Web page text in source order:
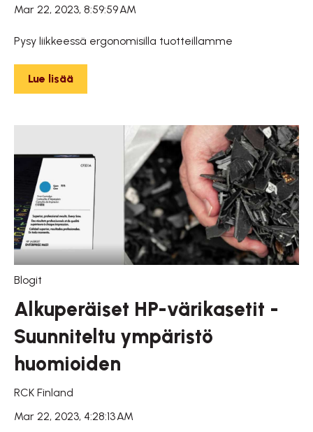
Mar 22, 2023, 8:59:59 AM
Pysy liikkeessä ergonomisilla tuotteillamme
Lue lisää
Blogit
Alkuperäiset HP-värikasetit -
Suunniteltu ympäristö
huomioiden
RCK Finland
Mar 22, 2023, 4:28:13 AM